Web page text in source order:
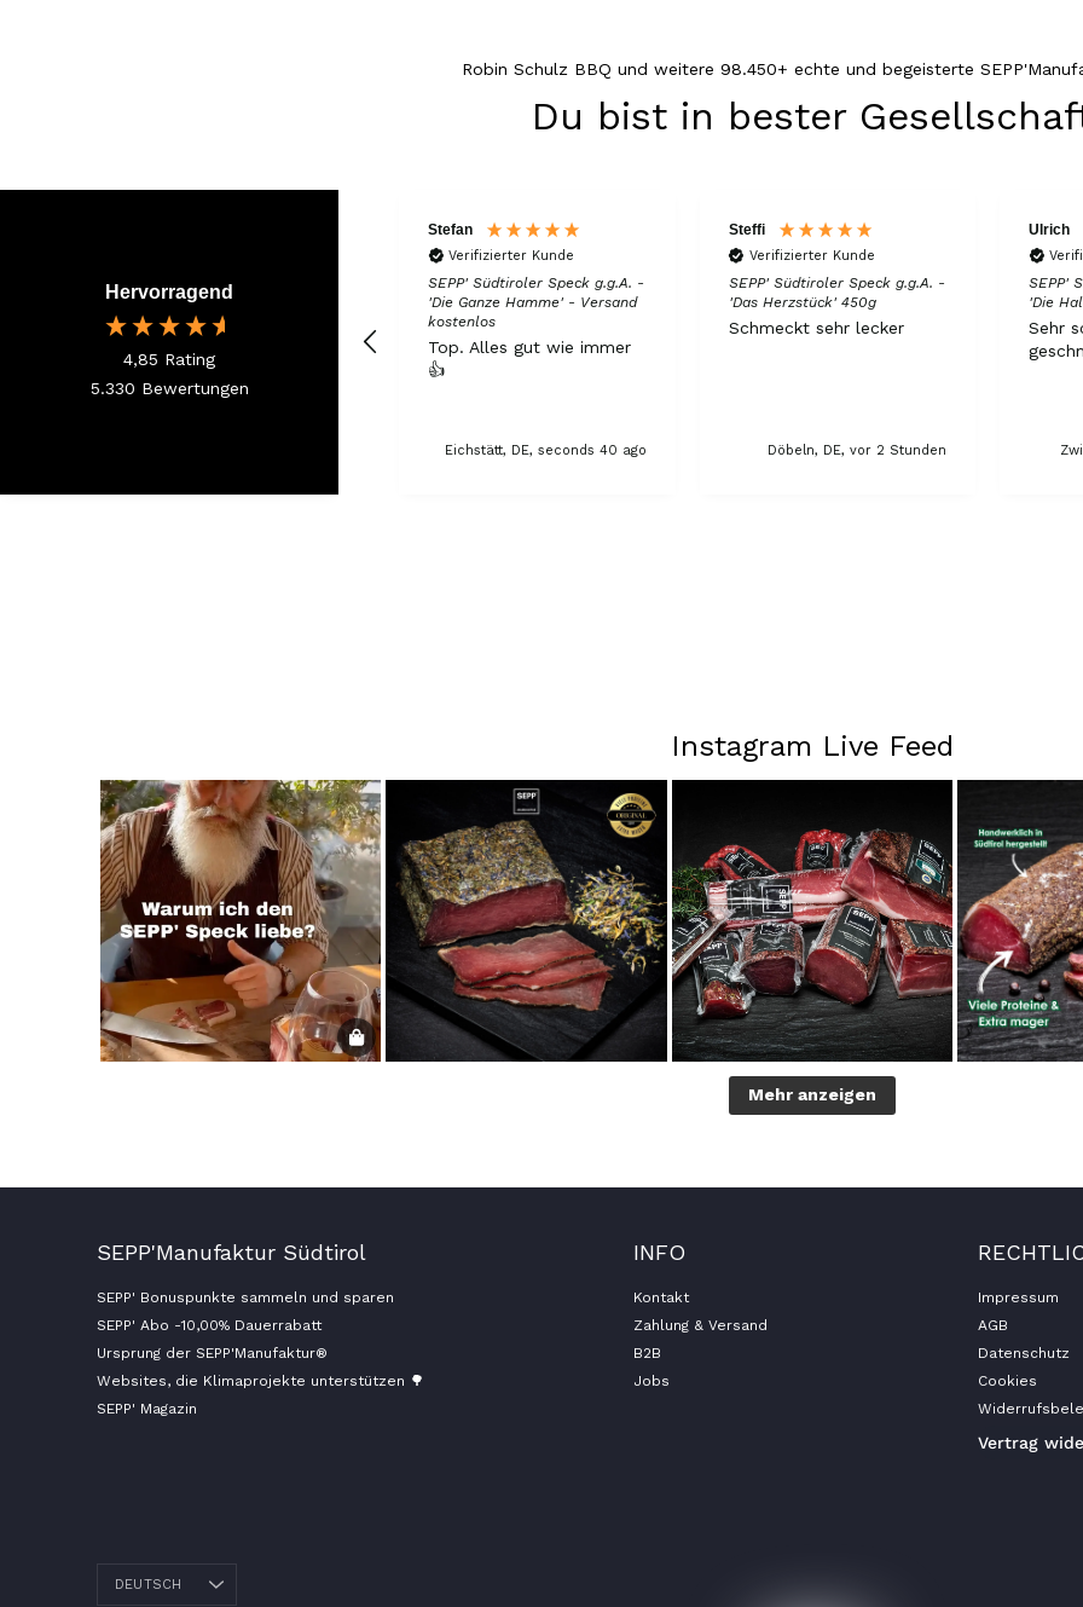
Robin Schulz BBQ und weitere 98.450+ echte und begeisterte
Du bist in bester
Hervorragend
4,85 Rating
5.330 Bewertungen
Stefan
Verifizierter Kunde
SEPP' Südtiroler Speck g.g.A. -
'Die Ganze Hamme' - Versand
kostenlos
Top. Alles gut wie immer
👍
Eichstätt, DE, seconds 40 ago
Steffi
Verifizierter Kunde
SEPP' Südtiroler Speck g.g.A. -
'Das Herzstück' 450g
Schmeckt sehr lecker
Döbeln, DE, vor 2 Stunden
Ulrich
SEPP'
'Die
Sehr
Instagram Live Feed
Mehr anzeigen
SEPP'Manufaktur Südtirol
SEPP' Bonuspunkte sammeln und sparen
SEPP' Abo -10,00% Dauerrabatt
Ursprung der SEPP'Manufaktur®
Websites, die Klimaprojekte unterstützen 🌳
SEPP' Magazin
INFO
Kontakt
Zahlung & Versand
B2B
Jobs
Impressum
AGB
Datenschutz
Cookies
Vertrag
DEUTSCH